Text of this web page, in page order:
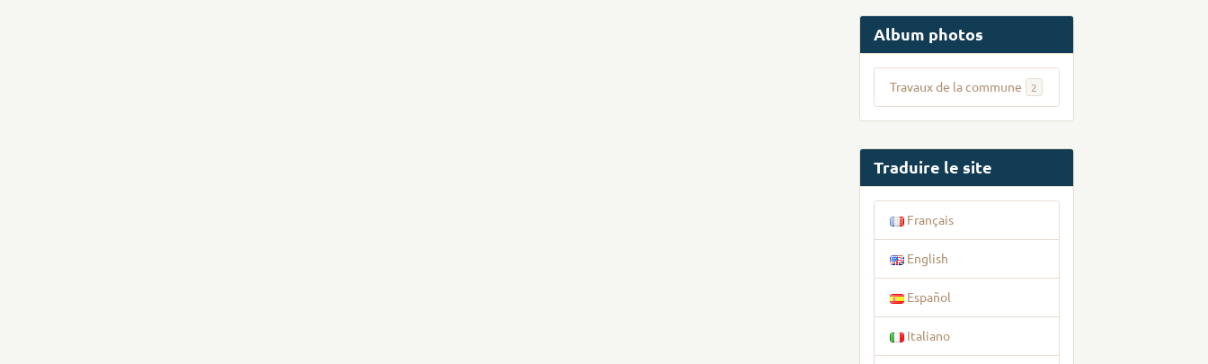
Album photos
Travaux de la commune 2
Traduire le site
Français
English
Español
Italiano